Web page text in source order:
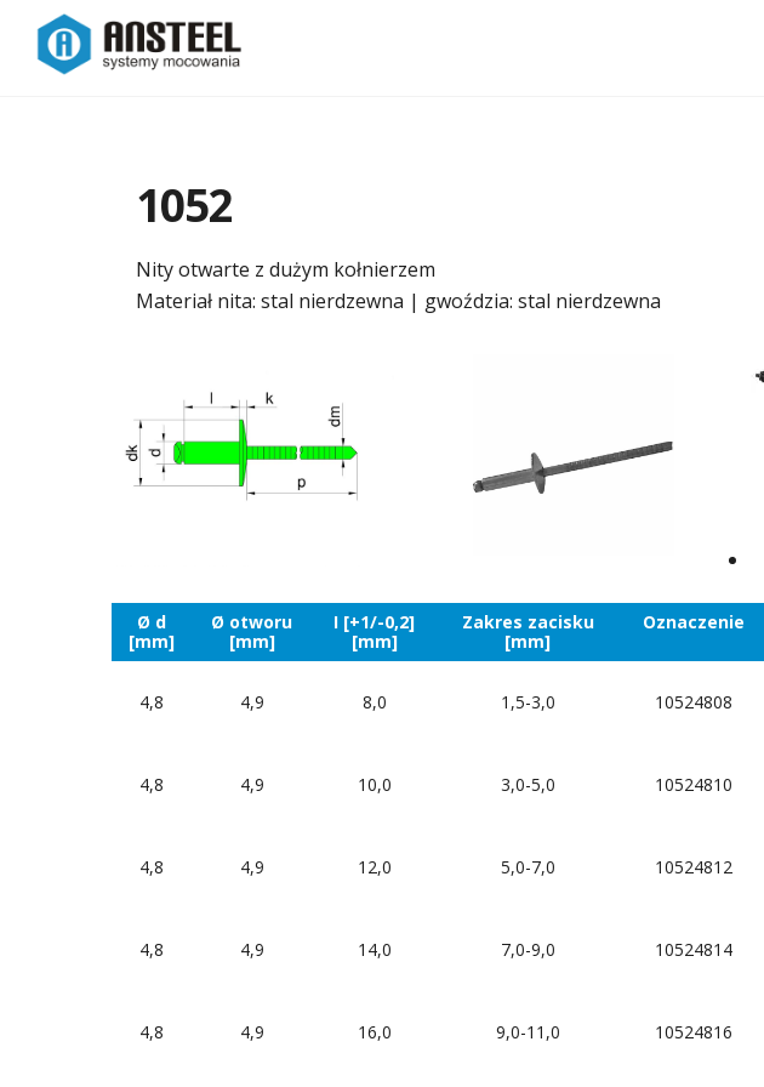
1052
Nity otwarte z dużym kołnierzem
Materiał nita: stal nierdzewna | gwoździa: stal nierdzewna
Ø d
[mm]
Ø otworu
[mm]
I [+1/-0,2]
[mm]
Zakres zacisku
[mm]
Oznaczenie
4,8 4,9 8,0 1,5-3,0 10524808
4,8 4,9 10,0 3,0-5,0 10524810
4,8 4,9 12,0 5,0-7,0 10524812
4,8 4,9 14,0 7,0-9,0 10524814
4,8 4,9 16,0 9,0-11,0 10524816